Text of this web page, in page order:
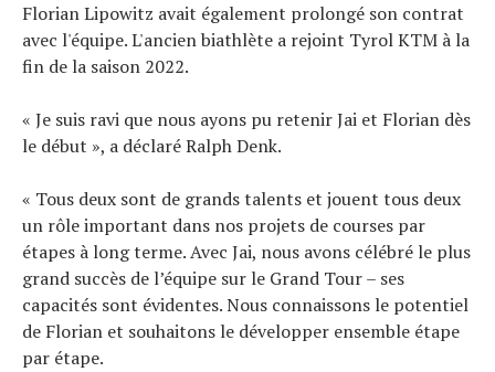
Florian Lipowitz avait également prolongé son contrat
avec l'équipe. L'ancien biathlète a rejoint Tyrol KTM à la
fin de la saison 2022.
« Je suis ravi que nous ayons pu retenir Jai et Florian dès
le début », a déclaré Ralph Denk.
« Tous deux sont de grands talents et jouent tous deux
un rôle important dans nos projets de courses par
étapes à long terme. Avec Jai, nous avons célébré le plus
grand succès de l’équipe sur le Grand Tour – ses
capacités sont évidentes. Nous connaissons le potentiel
de Florian et souhaitons le développer ensemble étape
par étape.